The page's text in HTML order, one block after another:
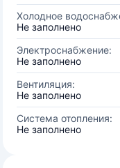
Холодное
Не заполнено
Электроснабжение:
Не заполнено
Вентиляция:
Не заполнено
Система отопления:
Не заполнено